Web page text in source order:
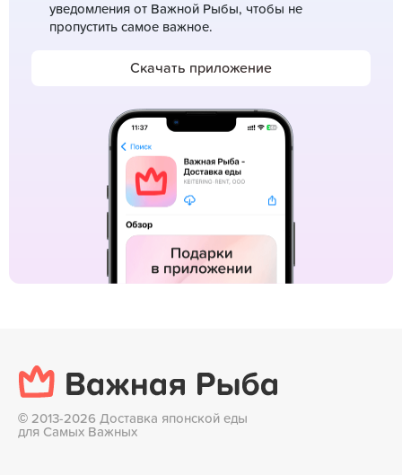
уведомления от Важной Рыбы, чтобы не
пропустить самое важное.
Скачать приложение
© 2013-2026 Доставка японской еды
для Самых Важных